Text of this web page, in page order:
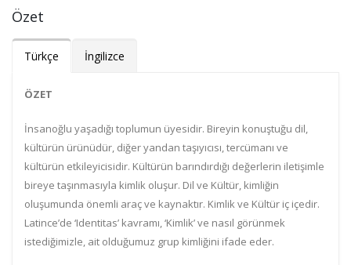
Özet
Türkçe İngilizce
ÖZET
İnsanoğlu yaşadığı toplumun üyesidir. Bireyin konuştuğu dil,
kültürün ürünüdür, diğer yandan taşıyıcısı, tercümanı ve
kültürün etkileyicisidir. Kültürün barındırdığı değerlerin iletişimle
bireye taşınmasıyla kimlik oluşur. Dil ve Kültür, kimliğin
oluşumunda önemli araç ve kaynaktır. Kimlik ve Kültür iç içedir.
Latince’de ‘Identitas’ kavramı, ‘Kimlik’ ve nasıl görünmek
istediğimizle, ait olduğumuz grup kimliğini ifade eder.